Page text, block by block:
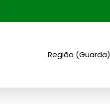
Região (Guarda)